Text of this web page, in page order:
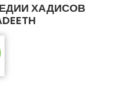
ХАДИСОВ